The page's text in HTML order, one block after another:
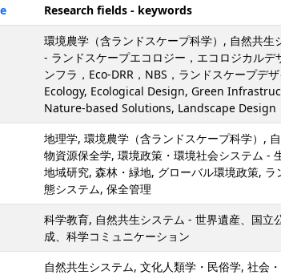
Research fields - keywords
環境農学（含ランドスケープ科学）, 自然共生
- ランドスケープエコロジー，エコロジカルデ
ンフラ，Eco-DRR，NBS，ランドスケープデ
Ecology, Ecological Design, Green
Nature-based Solutions, Landscape Design
地理学, 環境農学（含ランドスケープ科学）,
物資源保全学, 環境政策・環境社会システム -
地域研究, 森林・緑地, グローバル環境政策, ラ
態システム, 保全管理
科学教育, 自然共生システム - 世界遺産、国立
成、科学コミュニケーション
自然共生システム, 文化人類学・民俗学, 社会